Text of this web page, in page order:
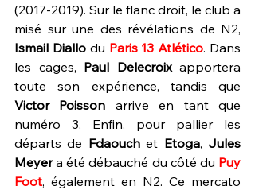
(2017-2019). Sur le flanc droit, le club a
Ismail Diallo du Paris 13 Atlético. Dans
les cages, Paul Delecroix apportera
Victor Poisson arrive en tant que
numéro 3. Enfin, pour pallier les
départs de Fdaouch et Etoga, Jules
Meyer a été débauché du côté du Puy
Foot, également en N2. Ce mercato